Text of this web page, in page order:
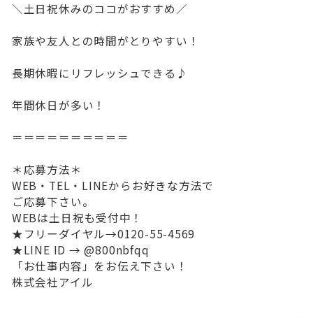
＼土日祝休みのココがおすすめ／
家族や友人との時間がとりやすい！
長期休暇にリフレッシュできる♪
年間休日が多い！
＝＝＝＝＝＝＝＝＝＝
＊応募方法＊
WEB・TEL・LINEからお好きな方法で
ご応募下さい。
WEBは土日祝も受付中！
★フリーダイヤル→0120-55-4569
★LINE ID → @800nbfqq
「お仕事内容」をお伝え下さい！
株式会社アイル